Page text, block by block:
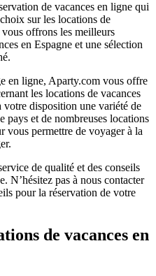
de vacances en ligne qui
sur les locations de
offrons les meilleurs
en Espagne et une sélection
en ligne, Aparty.com vous offre
les locations de vacances
votre disposition une variété de
pays et de nombreuses locations
vous permettre de voyager à la
de qualité et des conseils
N’hésitez pas à nous contacter
pour la réservation de votre
de vacances en